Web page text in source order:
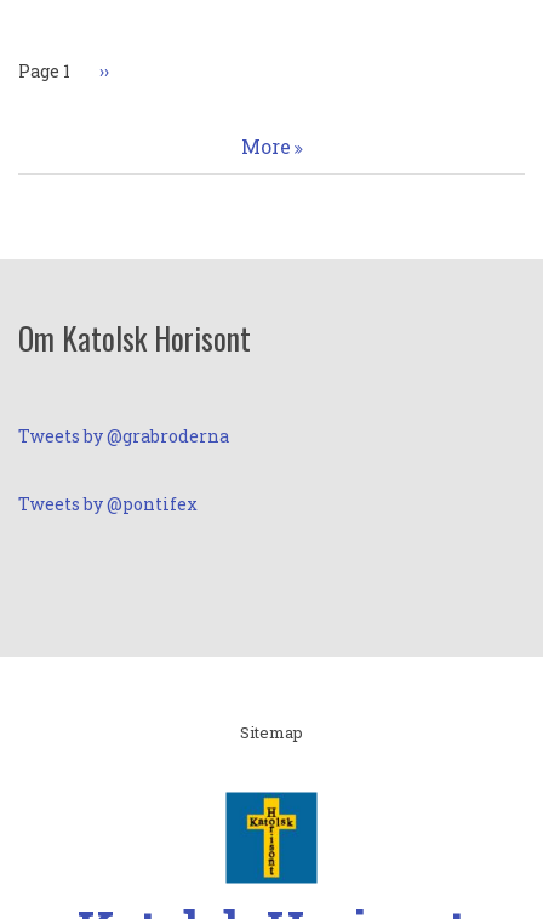
Page 1 Nästa
››
More
Om Katolsk Horisont
Tweets by @grabroderna
Tweets by @pontifex
Sitemap